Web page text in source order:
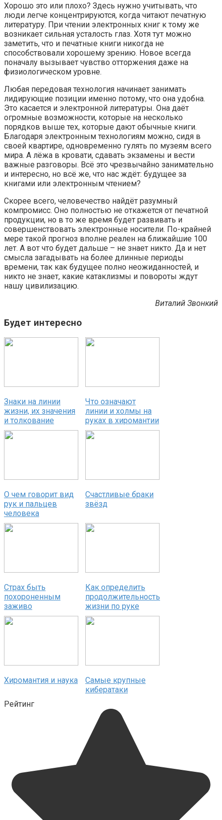
Хорошо это или плохо? Здесь нужно учитывать, что
люди легче концентрируются, когда читают печатную
литературу. При чтении электронных книг к тому же
возникает сильная усталость глаз. Хотя тут можно
заметить, что и печатные книги никогда не
способствовали хорошему зрению. Новое всегда
поначалу вызывает чувство отторжения даже на
физиологическом уровне.
Любая передовая технология начинает занимать
лидирующие позиции именно потому, что она удобна.
Это касается и электронной литературы. Она даёт
огромные возможности, которые на несколько
порядков выше тех, которые дают обычные книги.
Благодаря электронным технологиям можно, сидя в
своей квартире, одновременно гулять по музеям всего
мира. А лёжа в кровати, сдавать экзамены и вести
важные разговоры. Всё это чрезвычайно занимательно
и интересно, но всё же, что нас ждёт: будущее за
книгами или электронным чтением?
Скорее всего, человечество найдёт разумный
компромисс. Оно полностью не откажется от печатной
продукции, но в то же время будет развивать и
совершенствовать электронные носители. По-крайней
мере такой прогноз вполне реален на ближайшие 100
лет. А вот что будет дальше – не знает никто. Да и нет
смысла загадывать на более длинные периоды
времени, так как будущее полно неожиданностей, и
никто не знает, какие катаклизмы и повороты ждут
нашу цивилизацию.
Виталий Звонкий
Будет интересно
Знаки на линии
жизни, их значения
и толкование
Что означают
линии и холмы на
руках в хиромантии
О чем говорит вид
рук и пальцев
человека
Счастливые браки
звёзд
Страх быть
похороненным
заживо
Как определить
продолжительность
жизни по руке
Хиромантия и наука
Самые крупные
кибератаки
Рейтинг